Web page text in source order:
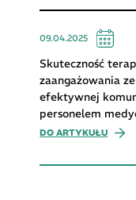
09.04.2025
Skuteczność
zaangażowania
efektywnej
personelem
DO ARTYKUŁU